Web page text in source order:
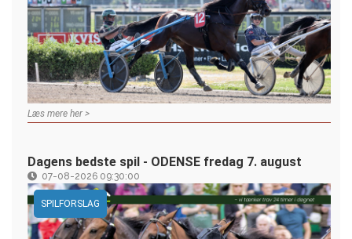
Læs mere her >
Dagens bedste spil - ODENSE fredag 7. august
07-08-2026 09:30:00
SPILFORSLAG